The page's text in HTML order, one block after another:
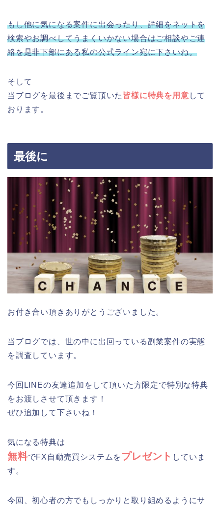
もし他に気になる案件に出会ったり、詳細をネットを
検索やお調べしてうまくいかない場合はご相談やご連
絡を是非下部にある私の公式ライン宛に下さいね。
そして
当ブログを最後までご覧頂いた 皆様に特典を用意 して
おります。
最後に
お付き合い頂きありがとうございました。
当ブログでは、世の中に出回っている副業案件の実態
を調査しています。
今回LINEの友達追加をして頂いた方限定で特別な特典
をお渡しさせて頂きます！
ぜひ追加して下さいね！
気になる特典は
無料でFX自動売買システムをプレゼント していま
す。
今回、初心者の方でもしっかりと取り組めるようにサ